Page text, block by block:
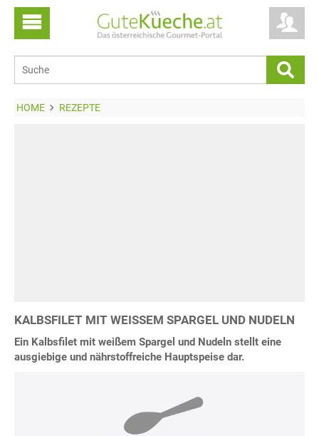
HOME REZEPTE
KALBSFILET MIT WEISSEM SPARGEL UND NUDELN
Ein Kalbsfilet mit weißem Spargel und Nudeln stellt eine
ausgiebige und nährstoffreiche Hauptspeise dar.